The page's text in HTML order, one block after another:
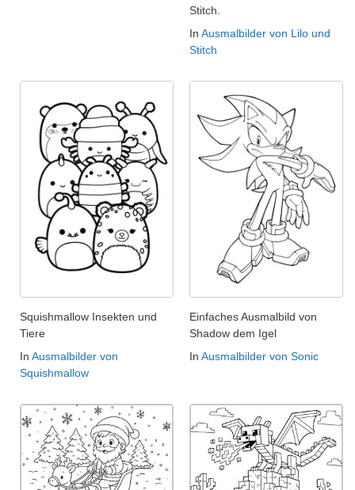
Stitch.
In Ausmalbilder von Lilo und
Stitch
Squishmallow Insekten und
Tiere
In Ausmalbilder von
Squishmallow
Einfaches Ausmalbild von
Shadow dem Igel
In Ausmalbilder von Sonic